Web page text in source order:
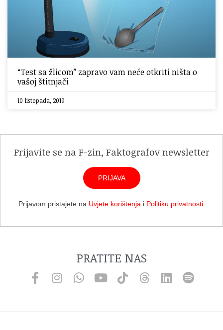
“Test sa žlicom” zapravo vam neće otkriti ništa o
vašoj štitnjači
10 listopada, 2019
Prijavite se na F-zin, Faktografov newsletter
PRIJAVA
Prijavom pristajete na Uvjete korištenja i Politiku privatnosti.
PRATITE NAS